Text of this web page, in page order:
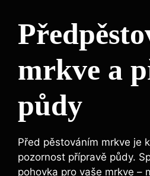
mrkve a
půdy
Před pěstováním mrkve je
pozornost přípravě půdy.
pohovka pro vaše mrkve –